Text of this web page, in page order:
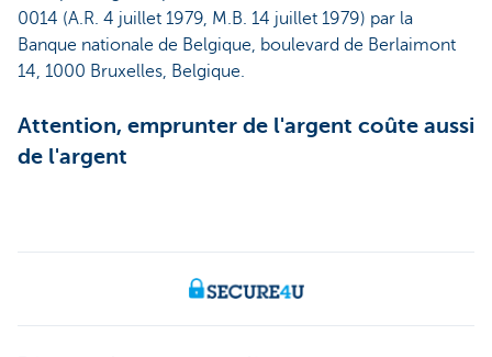
0014 (A.R. 4 juillet 1979, M.B. 14 juillet 1979) par la
Banque nationale de Belgique, boulevard de Berlaimont
14, 1000 Bruxelles, Belgique.
Attention, emprunter de l'argent coûte aussi
de l'argent